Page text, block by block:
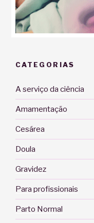
CATEGORIAS
A serviço da ciência
Amamentação
Cesárea
Doula
Gravidez
Para profissionais
Parto Normal